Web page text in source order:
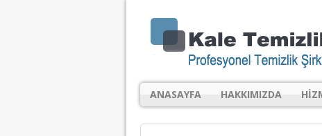
ANASAYFA HAKKIMIZDA